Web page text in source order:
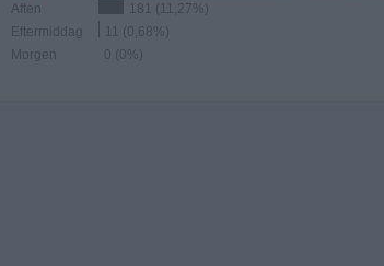
Aften
181 (11,27%)
Eftermiddag
11 (0,68%)
Morgen
0 (0%)